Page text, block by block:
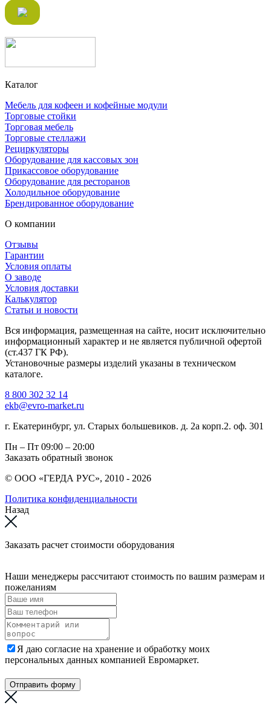
Каталог
Мебель для кофеен и кофейные модули
Торговые стойки
Торговая мебель
Торговые стеллажи
Рециркуляторы
Оборудование для кассовых зон
Прикассовое оборудование
Оборудование для ресторанов
Холодильное оборудование
Брендированное оборудование
О компании
Отзывы
Гарантии
Условия оплаты
О заводе
Условия доставки
Калькулятор
Статьи и новости
Вся информация, размещенная на сайте, носит исключительно
информационный характер и не является публичной офертой
(ст.437 ГК РФ).
Установочные размеры изделий указаны в техническом
каталоге.
8 800 302 32 14
ekb@evro-market.ru
г. Екатеринбург, ул. Старых большевиков. д. 2а корп.2. оф. 301
Пн – Пт 09:00 – 20:00
Заказать обратный звонок
© ООО «ГЕРДА РУС», 2010 - 2026
Политика конфиденциальности
Назад
Заказать расчет стоимости оборудования
Наши менеджеры рассчитают стоимость по вашим размерам и
пожеланиям
Я даю согласие на хранение и обработку моих
персональных данных компанией Евромаркет.
Отправить форму